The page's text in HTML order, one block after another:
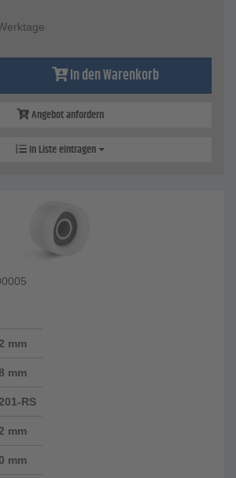
In den Warenkorb
Angebot anfordern
In Liste eintragen
mm
mm
RS
mm
mm